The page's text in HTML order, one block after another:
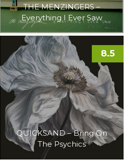
THE MENZINGERS –
Everything I Ever Saw
QUICKSAND – Bring On
The Psychics
8.5